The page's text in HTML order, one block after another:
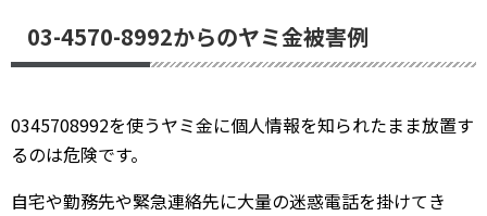
03-4570-8992からのヤミ金被害例
0345708992を使うヤミ金に個人情報を知られたまま放置す
るのは危険です。
自宅や勤務先や緊急連絡先に大量の迷惑電話を掛けてき